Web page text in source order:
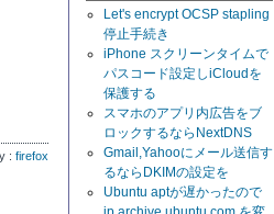
: firefox
Let's encrypt OCSP stapling
停止手続き
iPhone スクリーンタイムで
パスコード設定しiCloudを
保護する
スマホのアプリ内広告をブ
ロックするならNextDNS
Gmail,Yahooにメール送信す
るならDKIMの設定を
Ubuntu aptが遅かったので